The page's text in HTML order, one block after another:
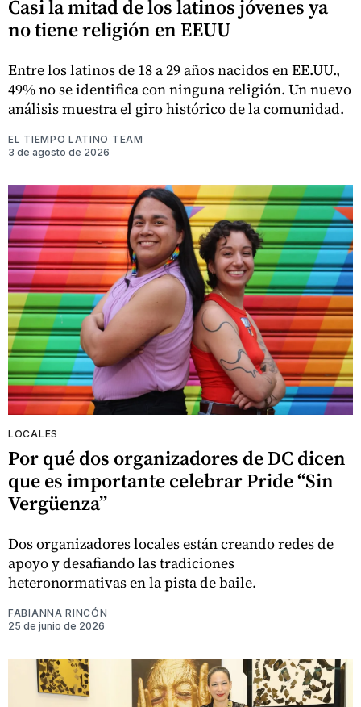
Casi la mitad de los latinos jóvenes ya
no tiene religión en EEUU
Entre los latinos de 18 a 29 años nacidos en EE.UU.,
49% no se identifica con ninguna religión. Un nuevo
análisis muestra el giro histórico de la comunidad.
EL TIEMPO LATINO TEAM
3 de agosto de 2026
LOCALES
Por qué dos organizadores de DC dicen
que es importante celebrar Pride “Sin
Vergüenza”
Dos organizadores locales están creando redes de
apoyo y desafiando las tradiciones
heteronormativas en la pista de baile.
FABIANNA RINCÓN
25 de junio de 2026